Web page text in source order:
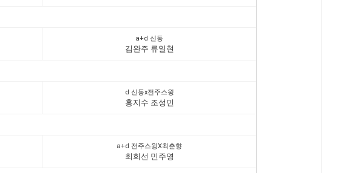
a+d 신동
김완주 류일현
d 신동x전주스윙
홍지수 조성민
a+d 전주스윙X최춘향
최희선 민주영